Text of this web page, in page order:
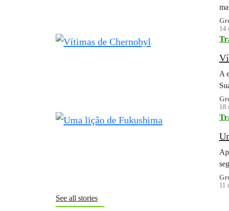
grande ameaça à vida no planeta.
14
A
18
11
See all stories